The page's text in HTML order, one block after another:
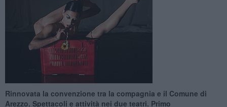
Rinnovata la convenzione tra la compagnia e il Comune di
Arezzo. Spettacoli e attività nei due teatri. Primo